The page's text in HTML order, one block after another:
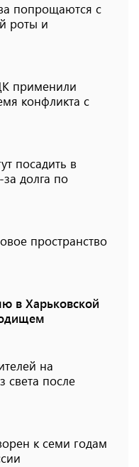
попрощаются с
роты и
применили
конфликта с
посадить в
долга по
пространство
в Харьковской
на
света после
к семи годам